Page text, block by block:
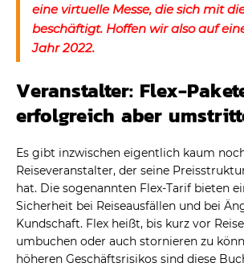
eine virtuelle Messe, die sich mit
beschäftigt. Hoffen wir also auf
Jahr 2022.
Veranstalter: Flex-
erfolgreich aber
Es gibt inzwischen eigentlich kaum
Reiseveranstalter, der seine
hat. Die sogenannten Flex-Tarif bieten
Sicherheit bei Reiseausfällen und bei
Kundschaft. Flex heißt, bis kurz vor
umbuchen oder auch stornieren zu
höheren Geschäftsrisikos sind diese